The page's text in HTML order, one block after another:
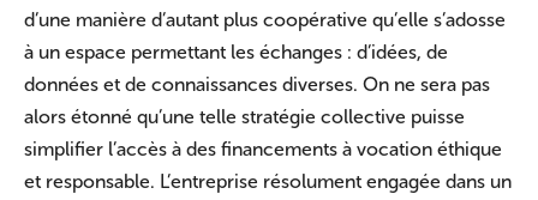
d’une manière d’autant plus coopérative qu’elle s’adosse
à un espace permettant les échanges : d’idées, de
données et de connaissances diverses. On ne sera pas
alors étonné qu’une telle stratégie collective puisse
simplifier l’accès à des financements à vocation éthique
et responsable. L’entreprise résolument engagée dans un